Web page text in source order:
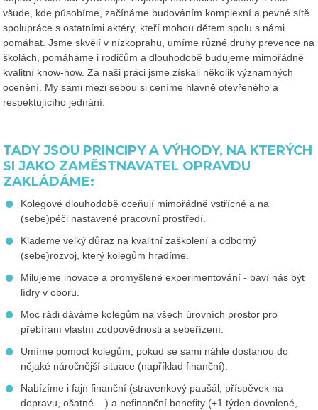
všude, kde působíme, začínáme budováním komplexní a pevné sítě
spolupráce s ostatními aktéry, kteří mohou dětem spolu s námi
pomáhat. Jsme skvělí v nízkoprahu, umíme různé druhy prevence na
školách, pomáháme i rodičům a dlouhodobě budujeme mimořádně
kvalitní know-how. Za naši práci jsme získali několik významných
ocenění . My sami mezi sebou si ceníme hlavně otevřeného a
respektujícího jednání.
TADY JSOU PRINCIPY A VÝHODY, NA KTERÝCH
SI JAKO ZAMĚSTNAVATEL OPRAVDU
ZAKLÁDÁME:
Kolegové dlouhodobě oceňují mimořádně vstřícné a na
(sebe)péči nastavené pracovní prostředí.
Klademe velký důraz na kvalitní zaškolení a odborný
(sebe)rozvoj, který kolegům hradíme.
Milujeme inovace a promyšlené experimentování - baví nás být
lídry v oboru.
Moc rádi dáváme kolegům na všech úrovních prostor pro
přebírání vlastní zodpovědnosti a sebeřízení.
Umíme pomoct kolegům, pokud se sami náhle dostanou do
nějaké náročnější situace (například finanční).
Nabízíme i fajn finanční (stravenkový paušál, příspěvek na
dopravu, ošatné ...) a nefinanční benefity (+1 týden dovolené,